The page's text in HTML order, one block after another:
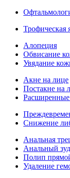
Трофическая
Алопеция
Обвисание
Увядание
Акне на лице
Постакне на
Снижение
Анальная
Анальный зуд
Полип
Удаление